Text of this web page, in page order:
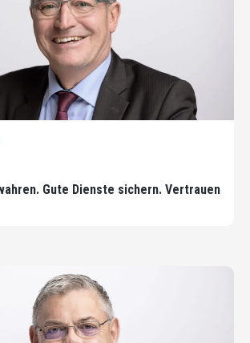
Gute Dienste sichern. Vertrauen